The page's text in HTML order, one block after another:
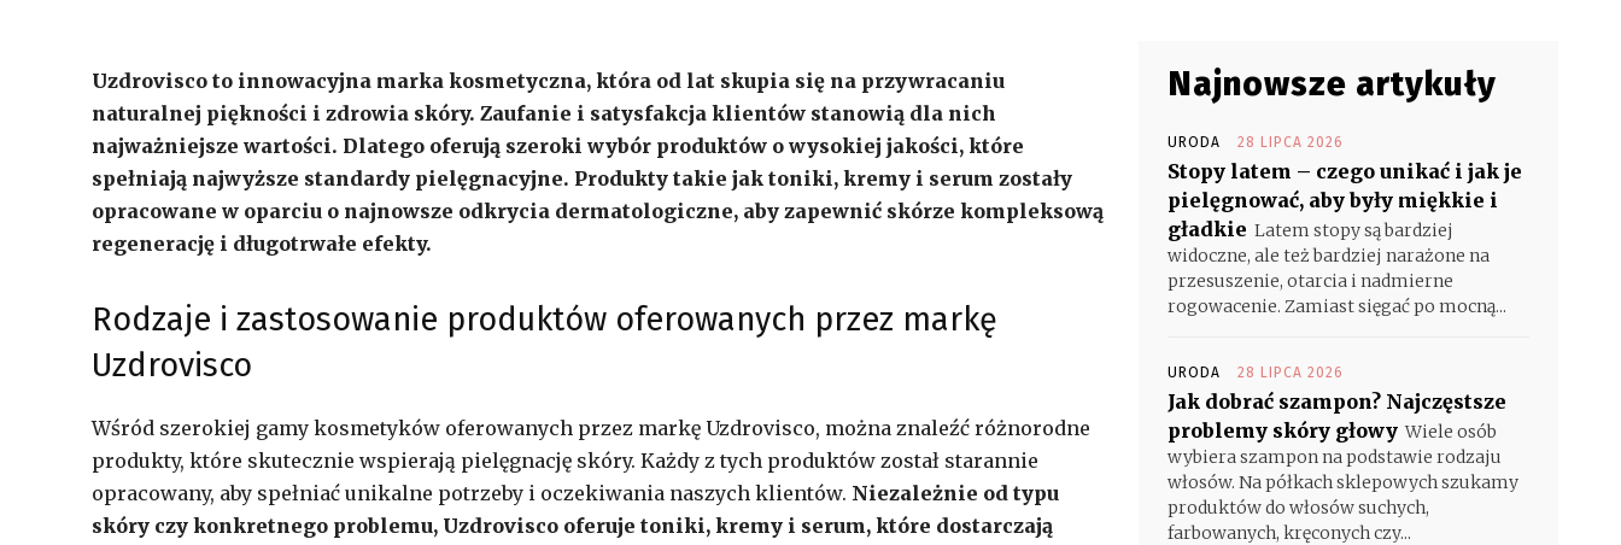
Uzdrovisco to innowacyjna marka kosmetyczna, która od lat skupia się na przywracaniu
naturalnej piękności i zdrowia skóry. Zaufanie i satysfakcja klientów stanowią dla nich
najważniejsze wartości. Dlatego oferują szeroki wybór produktów o wysokiej jakości, które
spełniają najwyższe standardy pielęgnacyjne. Produkty takie jak toniki, kremy i serum zostały
opracowane w oparciu o najnowsze odkrycia dermatologiczne, aby zapewnić skórze kompleksową
regenerację i długotrwałe efekty.
Rodzaje i zastosowanie produktów oferowanych przez markę
Uzdrovisco
Wśród szerokiej gamy kosmetyków oferowanych przez markę Uzdrovisco, można znaleźć różnorodne
produkty, które skutecznie wspierają pielęgnację skóry. Każdy z tych produktów został starannie
opracowany, aby spełniać unikalne potrzeby i oczekiwania naszych klientów. Niezależnie od typu
skóry czy konkretnego problemu, Uzdrovisco oferuje toniki, kremy i serum, które dostarczają
Najnowsze artykuły
URODA 28 LIPCA 2026
Stopy latem – czego unikać i jak je
pielęgnować, aby były miękkie i
gładkie Latem stopy są bardziej
widoczne, ale też bardziej narażone na
przesuszenie, otarcia i nadmierne
rogowacenie. Zamiast sięgać po mocną...
URODA 28 LIPCA 2026
Jak dobrać szampon? Najczęstsze
problemy skóry głowy Wiele osób
wybiera szampon na podstawie rodzaju
włosów. Na półkach sklepowych szukamy
produktów do włosów suchych,
farbowanych, kręconych czy...